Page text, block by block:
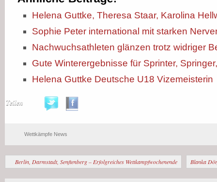
Helena Guttke, Theresa Staar, Karolina
Sophie Peter international mit starken
Nachwuchsathleten glänzen trotz widriger
Gute Winterergebnisse für Sprinter,
Helena Guttke Deutsche U18 Vizemeisterin
Teilen
Wettkämpfe News
Berlin, Darmstadt, Senftenberg – Erfolgreiches Wettkampfwochenende Blanka